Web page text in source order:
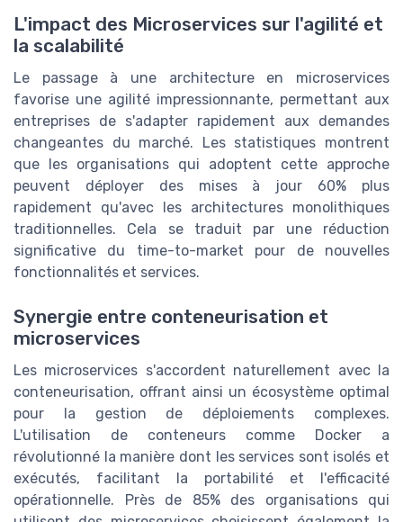
L'impact des Microservices sur l'agilité et
la scalabilité
Le passage à une architecture en microservices
favorise une agilité impressionnante, permettant aux
entreprises de s'adapter rapidement aux demandes
changeantes du marché. Les statistiques montrent
que les organisations qui adoptent cette approche
peuvent déployer des mises à jour 60% plus
rapidement qu'avec les architectures monolithiques
traditionnelles. Cela se traduit par une réduction
significative du time-to-market pour de nouvelles
fonctionnalités et services.
Synergie entre conteneurisation et
microservices
Les microservices s'accordent naturellement avec la
conteneurisation, offrant ainsi un écosystème optimal
pour la gestion de déploiements complexes.
L'utilisation de conteneurs comme Docker a
révolutionné la manière dont les services sont isolés et
exécutés, facilitant la portabilité et l'efficacité
opérationnelle. Près de 85% des organisations qui